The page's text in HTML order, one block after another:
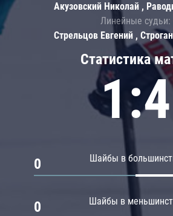
Статистика
1:4
Шайбы в
0
Шайбы в
0
Акузовский Николай ,
Линейные судьи:
Стрельцов Евгений ,